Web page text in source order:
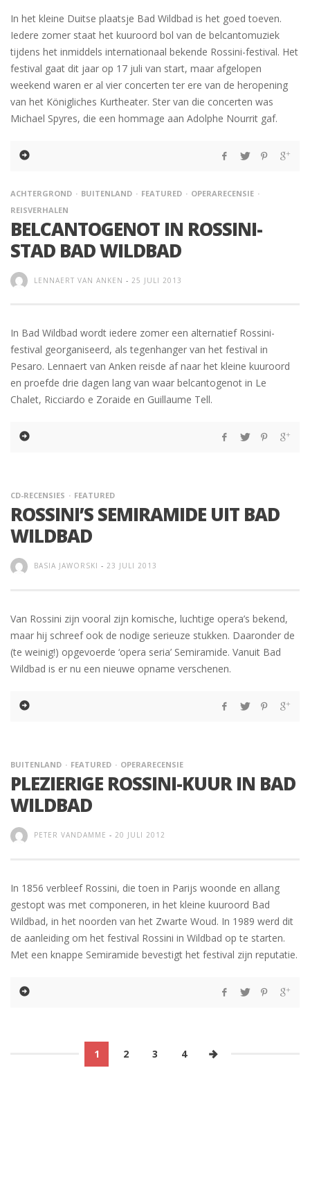
In het kleine Duitse plaatsje Bad Wildbad is het goed toeven.
Iedere zomer staat het kuuroord bol van de belcantomuziek
tijdens het inmiddels internationaal bekende Rossini-festival. Het
festival gaat dit jaar op 17 juli van start, maar afgelopen
weekend waren er al vier concerten ter ere van de heropening
van het Königliches Kurtheater. Ster van die concerten was
Michael Spyres, die een hommage aan Adolphe Nourrit gaf.
ACHTERGROND BUITENLAND FEATURED
OPERARECENSIE
REISVERHALEN
BELCANTOGENOT IN ROSSINI-
STAD BAD WILDBAD
LENNAERT VAN ANKEN - 25 JULI 2013
In Bad Wildbad wordt iedere zomer een alternatief Rossini-
festival georganiseerd, als tegenhanger van het festival in
Pesaro. Lennaert van Anken reisde af naar het kleine kuuroord
en proefde drie dagen lang van waar belcantogenot in Le
Chalet, Ricciardo e Zoraide en Guillaume Tell.
CD-RECENSIES FEATURED
ROSSINI’S SEMIRAMIDE UIT BAD
WILDBAD
BASIA JAWORSKI - 23 JULI 2013
Van Rossini zijn vooral zijn komische, luchtige opera’s bekend,
maar hij schreef ook de nodige serieuze stukken. Daaronder de
(te weinig!) opgevoerde ‘opera seria’ Semiramide. Vanuit Bad
Wildbad is er nu een nieuwe opname verschenen.
BUITENLAND FEATURED OPERARECENSIE
PLEZIERIGE ROSSINI-KUUR IN BAD
WILDBAD
PETER VANDAMME - 20 JULI 2012
In 1856 verbleef Rossini, die toen in Parijs woonde en allang
gestopt was met componeren, in het kleine kuuroord Bad
Wildbad, in het noorden van het Zwarte Woud. In 1989 werd dit
de aanleiding om het festival Rossini in Wildbad op te starten.
Met een knappe Semiramide bevestigt het festival zijn reputatie.
1 2 3 4